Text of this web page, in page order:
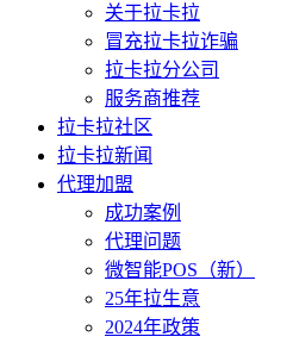
关于拉卡拉
冒充拉卡拉诈骗
拉卡拉分公司
服务商推荐
拉卡拉社区
拉卡拉新闻
代理加盟
成功案例
代理问题
微智能POS（新）
25年拉生意
2024年政策